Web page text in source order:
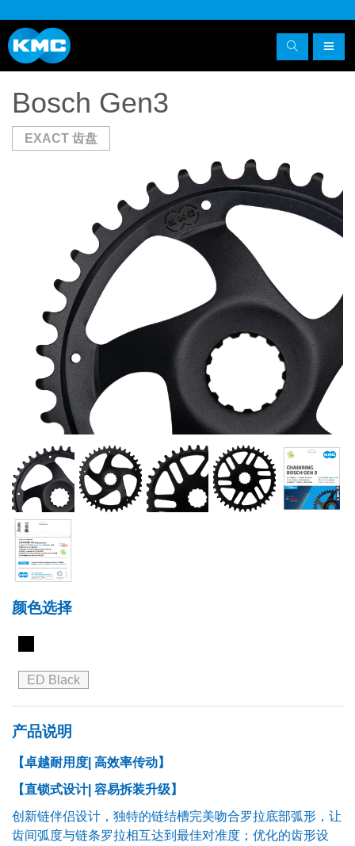
Bosch Gen3
EXACT 齿盘
颜色选择
ED Black
产品说明
【卓越耐用度| 高效率传动】
【直锁式设计| 容易拆装升级】
创新链伴侣设计，独特的链结槽完美吻合罗拉底部弧形，让
齿间弧度与链条罗拉相互达到最佳对准度；优化的齿形设